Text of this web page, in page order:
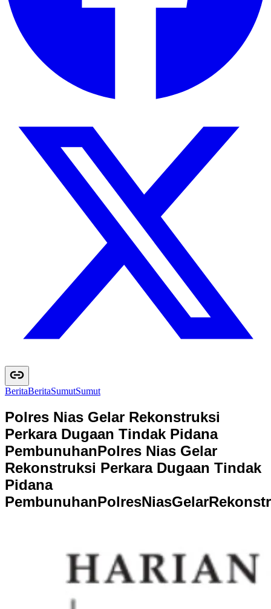
BeritaBeritaSumutSumut
Polres Nias Gelar Rekonstruksi
Perkara Dugaan Tindak Pidana
PembunuhanPolres Nias Gelar
Rekonstruksi Perkara Dugaan Tindak
Pidana
PembunuhanPolresNiasGelarRekonstr